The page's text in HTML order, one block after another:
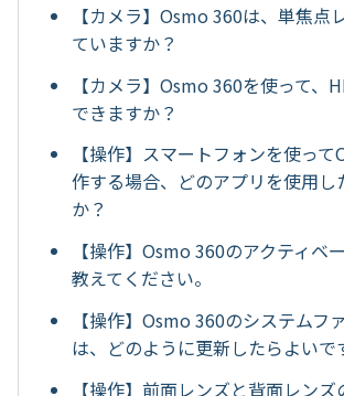
【カメラ】Osmo 360は、単焦点
ていますか？
【カメラ】Osmo 360を使って、
できますか？
【操作】スマートフォンを使っ
作する場合、どのアプリを使用し
か？
【操作】Osmo 360のアクティベ
教えてください。
【操作】Osmo 360のシステムフ
は、どのように更新したらよいで
【操作】前面レンズと背面レン